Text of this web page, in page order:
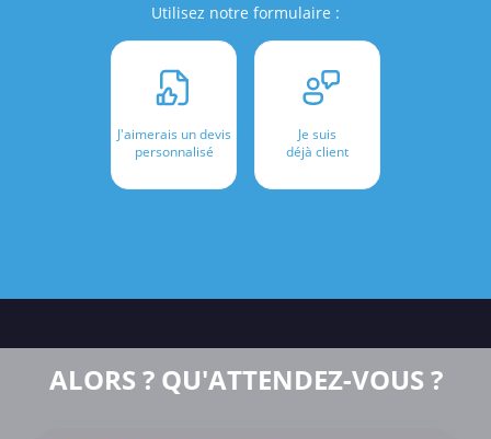
Utilisez notre formulaire :
J'aimerais un devis
personnalisé
Je suis
déjà client
ALORS ? QU'ATTENDEZ-VOUS ?